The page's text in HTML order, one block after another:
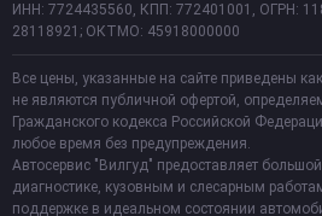
ИНН: 7724435560, КПП: 772401001, ОГРН:
28118921; ОКТМО: 45918000000
Все цены, указанные на сайте приведены
не являются публичной офертой,
Гражданского кодекса Российской
любое время без предупреждения.
Автосервис "Вилгуд" предоставляет
диагностике, кузовным и слесарным
поддержке в идеальном состоянии